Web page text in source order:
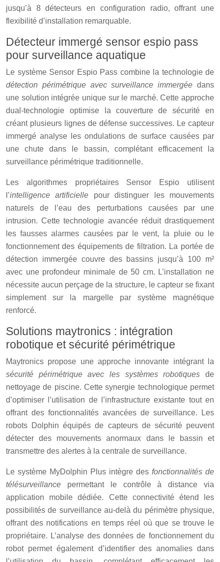
jusqu’à 8 détecteurs en configuration radio, offrant une
flexibilité d’installation remarquable.
Détecteur immergé sensor espio pass
pour surveillance aquatique
Le système Sensor Espio Pass combine la technologie de
détection périmétrique avec surveillance immergée dans
une solution intégrée unique sur le marché. Cette approche
dual-technologie optimise la couverture de sécurité en
créant plusieurs lignes de défense successives. Le capteur
immergé analyse les ondulations de surface causées par
une chute dans le bassin, complétant efficacement la
surveillance périmétrique traditionnelle.
Les algorithmes propriétaires Sensor Espio utilisent
l’intelligence artificielle pour distinguer les mouvements
naturels de l’eau des perturbations causées par une
intrusion. Cette technologie avancée réduit drastiquement
les fausses alarmes causées par le vent, la pluie ou le
fonctionnement des équipements de filtration. La portée de
détection immergée couvre des bassins jusqu’à 100 m²
avec une profondeur minimale de 50 cm. L’installation ne
nécessite aucun perçage de la structure, le capteur se fixant
simplement sur la margelle par système magnétique
renforcé.
Solutions maytronics : intégration
robotique et sécurité périmétrique
Maytronics propose une approche innovante intégrant la
sécurité périmétrique avec les systèmes robotiques de
nettoyage de piscine. Cette synergie technologique permet
d’optimiser l’utilisation de l’infrastructure existante tout en
offrant des fonctionnalités avancées de surveillance. Les
robots Dolphin équipés de capteurs de sécurité peuvent
détecter des mouvements anormaux dans le bassin et
transmettre des alertes à la centrale de surveillance.
Le système MyDolphin Plus intègre des fonctionnalités de
télésurveillance permettant le contrôle à distance via
application mobile dédiée. Cette connectivité étend les
possibilités de surveillance au-delà du périmètre physique,
offrant des notifications en temps réel où que se trouve le
propriétaire. L’analyse des données de fonctionnement du
robot permet également d’identifier des anomalies dans